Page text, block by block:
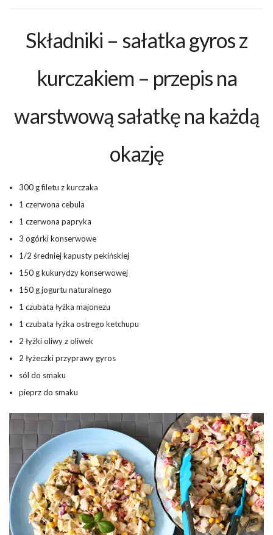
Składniki – sałatka gyros z
kurczakiem – przepis na
warstwową sałatkę na każdą
okazję
300 g filetu z kurczaka
1 czerwona cebula
1 czerwona papryka
3 ogórki konserwowe
1/2 średniej kapusty pekińskiej
150 g kukurydzy konserwowej
150 g jogurtu naturalnego
1 czubata łyżka majonezu
1 czubata łyżka ostrego ketchupu
2 łyżki oliwy z oliwek
2 łyżeczki przyprawy gyros
sól do smaku
pieprz do smaku